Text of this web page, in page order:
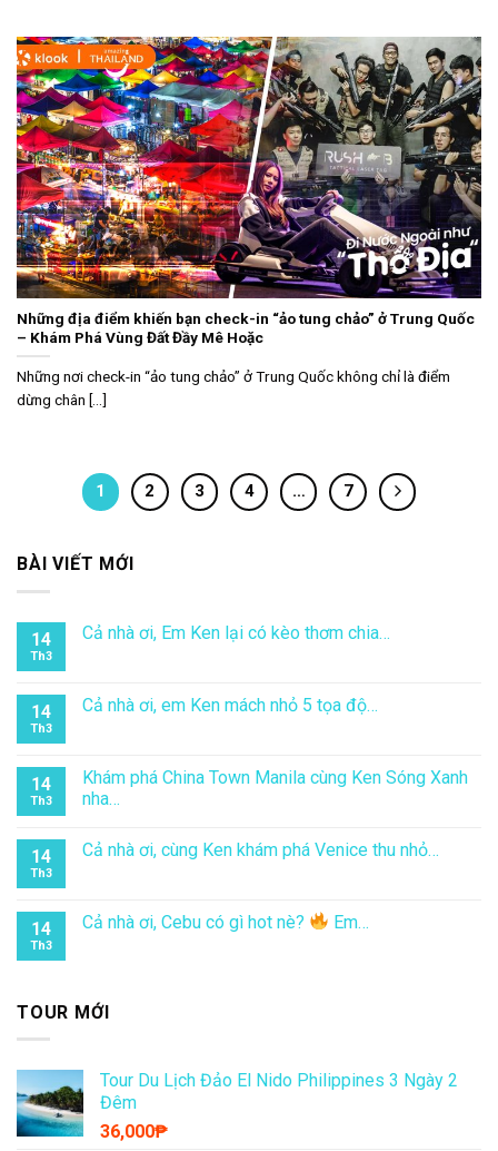
Những địa điểm khiến bạn check-in “ảo tung chảo” ở Trung Quốc
– Khám Phá Vùng Đất Đầy Mê Hoặc
Những nơi check-in “ảo tung chảo” ở Trung Quốc không chỉ là điểm
dừng chân [...]
1 2 3 4 … 7
BÀI VIẾT MỚI
14
Th3
Cả nhà ơi, Em Ken lại có kèo thơm chia…
14
Th3
Cả nhà ơi, em Ken mách nhỏ 5 tọa độ…
14
Th3
Khám phá China Town Manila cùng Ken Sóng Xanh
nha…
14
Th3
Cả nhà ơi, cùng Ken khám phá Venice thu nhỏ…
14
Th3
Cả nhà ơi, Cebu có gì hot nè? Em…
TOUR MỚI
Tour Du Lịch Đảo El Nido Philippines 3 Ngày 2
Đêm
36,000₱